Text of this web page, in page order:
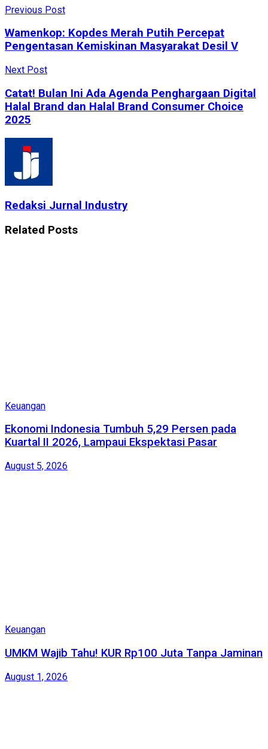
Previous Post
Wamenkop: Kopdes Merah Putih Percepat
Pengentasan Kemiskinan Masyarakat Desil V
Next Post
Catat! Bulan Ini Ada Agenda Penghargaan Digital
Halal Brand dan Halal Brand Consumer Choice
2025
Redaksi Jurnal Industry
Related Posts
Keuangan
Ekonomi Indonesia Tumbuh 5,29 Persen pada
Kuartal II 2026, Lampaui Ekspektasi Pasar
August 5, 2026
Keuangan
UMKM Wajib Tahu! KUR Rp100 Juta Tanpa Jaminan
August 1, 2026